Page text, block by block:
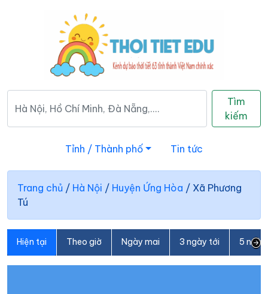
Tìm
kiếm
Tỉnh / Thành phố Tin tức
Trang chủ / Hà Nội / Huyện Ứng Hòa / Xã Phương
Tú
Hiện tại Theo giờ Ngày mai 3 ngày tới 5